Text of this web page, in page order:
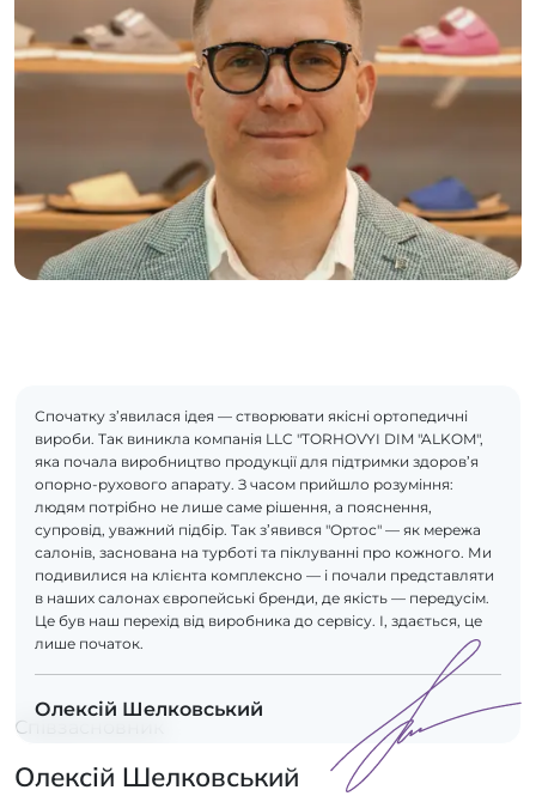
Спочатку з’явилася ідея — створювати якісні ортопедичні
вироби. Так виникла компанія LLC "TORHOVYI DIM "ALKOM",
яка почала виробництво продукції для підтримки здоров’я
опорно-рухового апарату. З часом прийшло розуміння:
людям потрібно не лише саме рішення, а пояснення,
супровід, уважний підбір. Так з’явився "Ортос" — як мережа
салонів, заснована на турботі та піклуванні про кожного. Ми
подивилися на клієнта комплексно — і почали представляти
в наших салонах європейські бренди, де якість — передусім.
Це був наш перехід від виробника до сервісу. І, здається, це
лише початок.
Олексій Шелковський
Співзасновник
Олексій Шелковський